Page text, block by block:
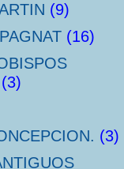
(9)
(16)
(3)
(3)